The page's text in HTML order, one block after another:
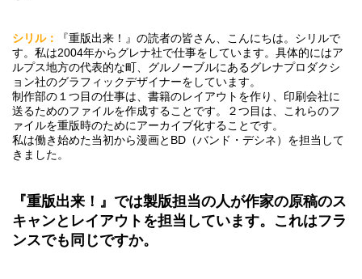
シリル：
『重版出来！』の読者の皆さん、こんにちは。シリルで
す。私は2004年からグレナ社で仕事をしています。具体的にはア
ルプス地方の代表的な町、グルノーブルにあるグレナプロダクシ
ョン社のグラフィックデザイナーをしています。
制作部の１つ目の仕事は、書籍のレイアウトを作り、印刷会社に
送るためのファイルを作成することです。２つ目は、これらのフ
ァイルを重版時のためにアーカイブ化することです。
私は働き始めた当初から漫画とBD（バンド・デシネ）を担当して
きました。
『重版出来！』では製版担当の人が作家の原稿のス
キャンとレイアウトを担当しています。これはフラ
ンスでも同じですか。